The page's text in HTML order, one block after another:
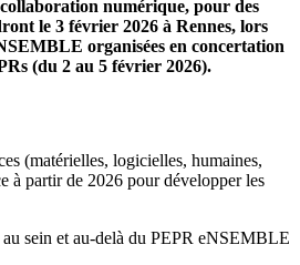
numérique, pour des
le 3 février 2026 à Rennes, lors
organisées en concertation
(du 2 au 5 février 2026).
(matérielles, logicielles, humaines,
à partir de 2026 pour développer les
au sein et au-delà du PEPR eNSEMBLE